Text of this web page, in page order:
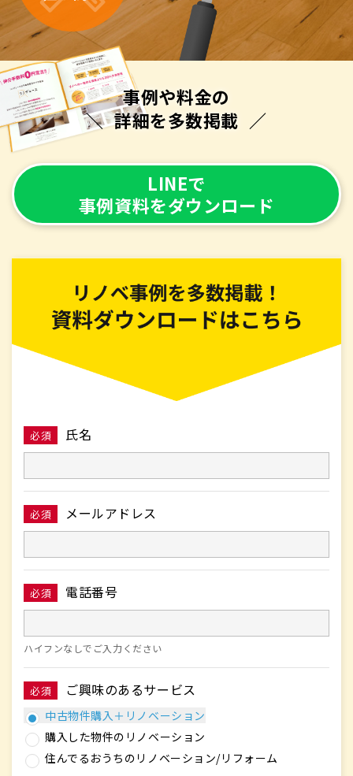
事例や料金の
詳細を多数掲載
LINEで
事例資料をダウンロード
必須 氏名
必須 メールアドレス
必須 電話番号
ハイフンなしでご入力ください
必須 ご興味のあるサービス
中古物件購入＋リノベーション
購入した物件のリノベーション
住んでるおうちのリノベーション/リフォーム